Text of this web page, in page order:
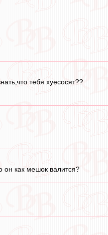
тебя хуесосят??
он как мешок валится?